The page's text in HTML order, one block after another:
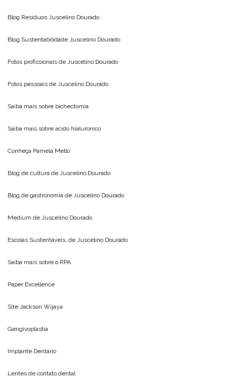
Blog Resíduos Juscelino Dourado
Blog Sustentabilidade Juscelino Dourado
Fotos profissionais de Juscelino Dourado
Fotos pessoais de Juscelino Dourado
Saiba mais sobre bichectomia
Saiba mais sobre acido hialuronico
Conheça Pamela Mello
Blog de cultura de Juscelino Dourado
Blog de gastronomia de Juscelino Dourado
Medium de Juscelino Dourado
Escolas Sustentáveis, de Juscelino Dourado
Saiba mais sobre o RPA
Paper Excellence
Site Jackson Wijaya
Gengivoplastia
Implante Dentário
Lentes de contato dental